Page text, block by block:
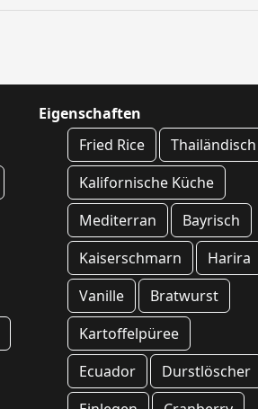
Eigenschaften
Fried Rice
Thailändisch
Kalifornische Küche
Mediterran
Bayrisch
Kaiserschmarn
Harira
Vanille
Bratwurst
Kartoffelpüree
Ecuador
Durstlöscher